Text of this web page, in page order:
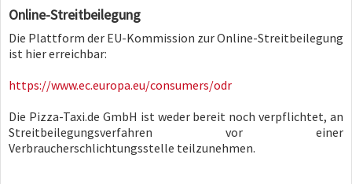
Online-Streitbeilegung
Die Plattform der EU-Kommission zur Online-Streitbeilegung
ist hier erreichbar:
https://www.ec.europa.eu/consumers/odr
Die Pizza-Taxi.de GmbH ist weder bereit noch verpflichtet, an
Streitbeilegungsverfahren vor einer
Verbraucherschlichtungsstelle teilzunehmen.